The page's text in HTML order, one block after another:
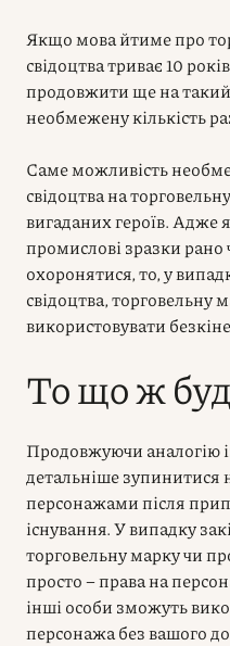
Якщо мова йтиме про
свідоцтва триває 10
продовжити ще на такий
необмежену кількість
Саме можливість
свідоцтва на
вигаданих героїв. Адже
промислові зразки рано
охоронятися, то, у
свідоцтва, торговельну
використовувати
То що ж
Продовжуючи аналогію
детальніше зупинитися
персонажами після
існування. У випадку
торговельну марку чи
просто – права на
інші особи зможуть
персонажа без вашого